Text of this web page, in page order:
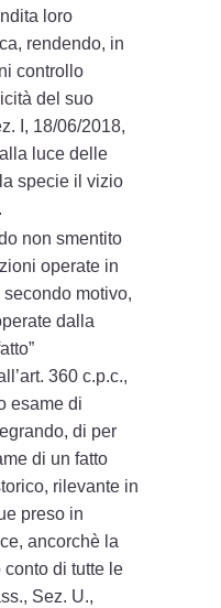
loro
rendendo, in
controllo
del suo
I, 18/06/2018,
luce delle
specie il vizio
non smentito
operate in
motivo,
dalla
360 c.p.c.,
esame di
di per
di un fatto
rilevante in
preso in
ancorchè la
di tutte le
Sez. U.,